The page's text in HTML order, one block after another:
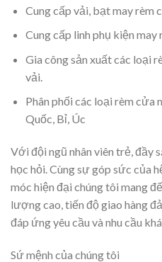
Cung cấp vải, bạt may rèm
Cung cấp linh phụ kiện may
Gia công sản xuất các loại
vải.
Phân phối các loại rèm cửa
Quốc, Bỉ, Úc
Với đội ngũ nhân viên trẻ, đầy
học hỏi. Cùng sự góp sức của
móc hiện đại chúng tôi mang
lượng cao, tiến độ giao hàng
đáp ứng yêu cầu và nhu cầu
Sứ mệnh của chúng tôi